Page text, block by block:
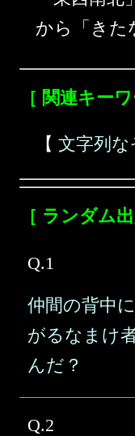
から「きた
［ 関連キーワ
【 文字列
［ ランダム出
Q.1
仲間の背中
がるなまけ
んだ？
Q.2